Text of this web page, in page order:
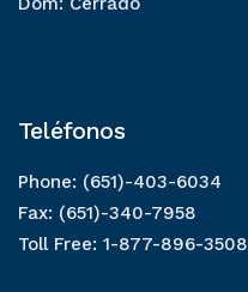
Teléfonos
Phone: (651)-403-6034
Fax: (651)-340-7958
Toll Free: 1-877-896-3508